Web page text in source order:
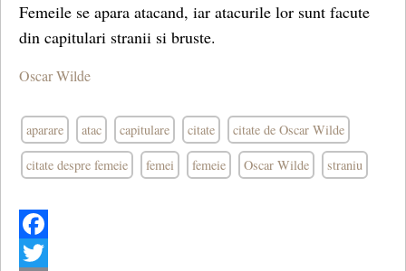
Femeile se apara atacand, iar atacurile lor sunt facute
din capitulari stranii si bruste.
Oscar Wilde
aparare atac capitulare citate citate de Oscar Wilde
citate despre femeie femei femeie Oscar Wilde straniu
Facebook